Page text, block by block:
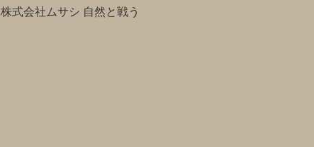
株式会社ムサシ 自然と戦う